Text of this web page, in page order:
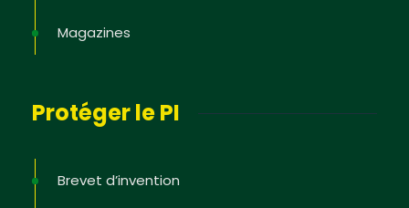
Magazines
Protéger le PI
Brevet d’invention